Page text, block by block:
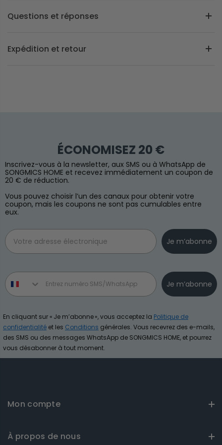
Questions et réponses
Expédition et retour
ÉCONOMISEZ 20 €
Inscrivez-vous à la newsletter, aux SMS ou à WhatsApp de
SONGMICS HOME et recevez immédiatement un coupon de
20 € de réduction.
Vous pouvez choisir l’un des canaux pour obtenir votre
coupon, mais les coupons ne sont pas cumulables entre
eux.
Email
Je m’abonne
Phone number
Je m’abonne
En cliquant sur « Je m’abonne », vous acceptez la Politique de
confidentialité et les Conditions générales. Vous recevrez des e-mails,
des SMS ou des messages WhatsApp de SONGMICS HOME, et pourrez
vous désabonner à tout moment.
Mon compte
À propos de nous